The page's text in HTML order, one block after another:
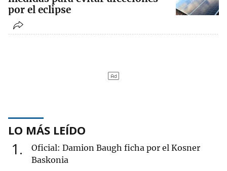
por el eclipse
LO MÁS LEÍDO
1
Oficial: Damion Baugh ficha por el Kosner
Baskonia